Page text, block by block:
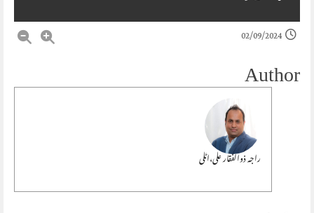
02/09/2024
Author
راجہ ذوالفقار علی،اٹلی